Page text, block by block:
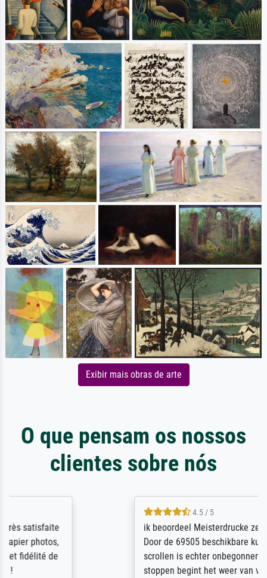
Exibir mais obras de arte
O que pensam os nossos
clientes sobre nós
ik beoordeel Meisterdrucke zeer positief.
Door de 69505 beschikbare kunstenaars
scrollen is echter onbegonnen werk (na
stoppen begint het weer van voor af aan).